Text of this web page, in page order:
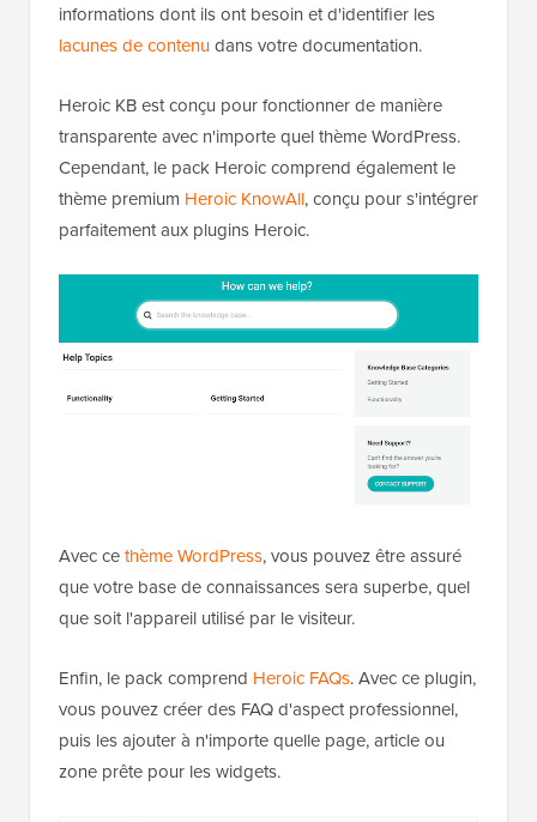
informations dont ils ont besoin et d'identifier les
lacunes de contenudans votre documentation.
Heroic KB est conçu pour fonctionner de manière
transparente avec n'importe quel thème WordPress.
Cependant, le pack Heroic comprend également le
thème premium Heroic KnowAll, conçu pour s'intégrer
parfaitement aux plugins Heroic.
Avec cethème WordPress, vous pouvez être assuré
que votre base de connaissances sera superbe, quel
que soit l'appareil utilisé par le visiteur.
Enfin, le pack comprend Heroic FAQs. Avec ce plugin,
vous pouvez créer des FAQ d'aspect professionnel,
puis les ajouter à n'importe quelle page, article ou
zone prête pour les widgets.